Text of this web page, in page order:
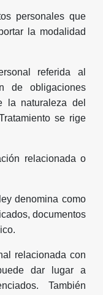
personales que
la modalidad
referida al
de obligaciones
la naturaleza del
se rige
relacionada o
denomina como
documentos
relacionada con
dar lugar a
También